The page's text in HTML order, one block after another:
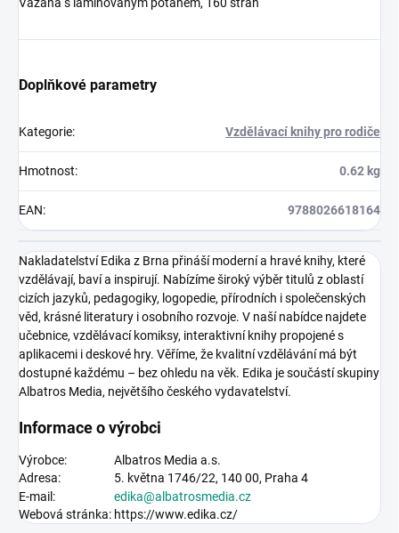
Doplňkové parametry
Kategorie: Vzdělávací knihy pro rodiče
Hmotnost: 0.62 kg
EAN: 9788026618164
Nakladatelství Edika z Brna přináší moderní a hravé knihy, které
vzdělávají, baví a inspirují. Nabízíme široký výběr titulů z oblastí
cizích jazyků, pedagogiky, logopedie, přírodních i společenských
věd, krásné literatury i osobního rozvoje. V naší nabídce najdete
učebnice, vzdělávací komiksy, interaktivní knihy propojené s
aplikacemi i deskové hry. Věříme, že kvalitní vzdělávání má být
dostupné každému – bez ohledu na věk. Edika je součástí skupiny
Albatros Media, největšího českého vydavatelství.
Informace o výrobci
Výrobce:
Albatros Media a.s.
Adresa:
5. května 1746/22, 140 00, Praha 4
E-mail:
edika@albatrosmedia.cz
Webová stránka: https://www.edika.cz/